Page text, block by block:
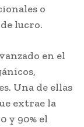
o
lucro.
en el
Una de ellas
extrae la
y 90% el